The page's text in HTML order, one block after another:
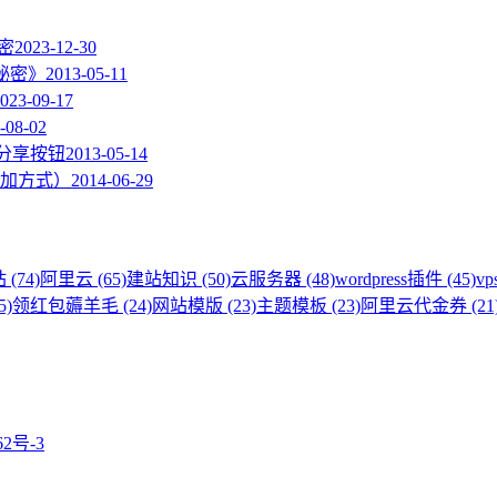
2023-12-30
》 2013-05-11
09-17
08-02
享按钮2013-05-14
方式） 2014-06-29
(74)阿里云 (65)建站知识 (50)云服务器 (48)wordpress插件 (45)
领红包薅羊毛 (24)网站模版 (23)主题模板 (23)阿里云代金券
号-3